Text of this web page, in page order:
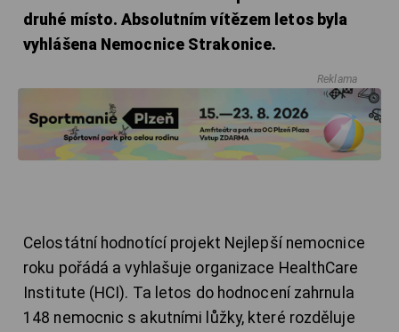
druhé místo. Absolutním vítězem letos byla
vyhlášena Nemocnice Strakonice.
Reklama
Celostátní hodnotící projekt Nejlepší nemocnice
roku pořádá a vyhlašuje organizace HealthCare
Institute (HCI). Ta letos do hodnocení zahrnula
148 nemocnic s akutními lůžky, které rozděluje